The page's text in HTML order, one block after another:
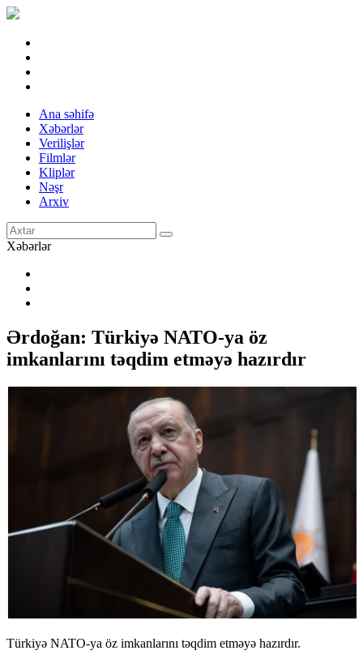
Ana səhifə
Xəbərlər
Verilişlər
Filmlər
Kliplər
Nəşr
Arxiv
Xəbərlər
Ərdoğan: Türkiyə NATO-ya öz
imkanlarını təqdim etməyə hazırdır
Türkiyə NATO-ya öz imkanlarını təqdim etməyə hazırdır.